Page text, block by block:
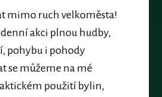
mimo ruch velkoměsta!
akci plnou hudby,
pohybu i pohody
se můžeme na mé
použití bylin,